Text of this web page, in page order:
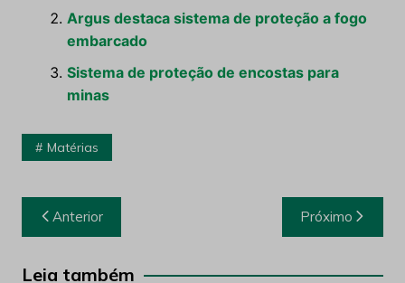
Argus destaca sistema de proteção a fogo
embarcado
Sistema de proteção de encostas para
minas
Matérias
Navegação
de
Post
Anterior Próximo
Leia também